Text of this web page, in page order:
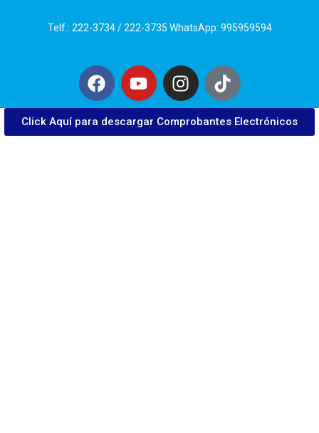
Telf.: 222-3734 / 222-3735 WhatsApp: 995959594
Click Aquí para descargar Comprobantes Electrónicos